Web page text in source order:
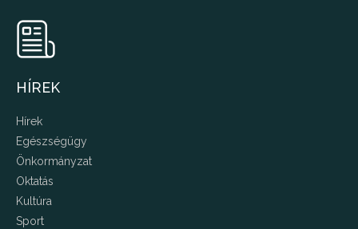
HÍREK
Hírek
Egészségügy
Önkormányzat
Oktatás
Kultúra
Sport